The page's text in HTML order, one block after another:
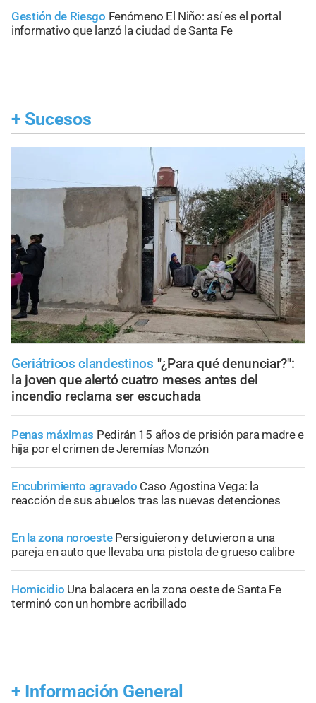
Gestión de Riesgo Fenómeno El Niño: así es el portal
informativo que lanzó la ciudad de Santa Fe
+ Sucesos
Geriátricos clandestinos "¿Para qué denunciar?":
la joven que alertó cuatro meses antes del
incendio reclama ser escuchada
Penas máximas Pedirán 15 años de prisión para madre e
hija por el crimen de Jeremías Monzón
Encubrimiento agravado Caso Agostina Vega: la
reacción de sus abuelos tras las nuevas detenciones
En la zona noroeste Persiguieron y detuvieron a una
pareja en auto que llevaba una pistola de grueso calibre
Homicidio Una balacera en la zona oeste de Santa Fe
terminó con un hombre acribillado
+ Información General